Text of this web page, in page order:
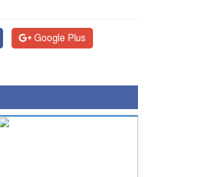
Google Plus